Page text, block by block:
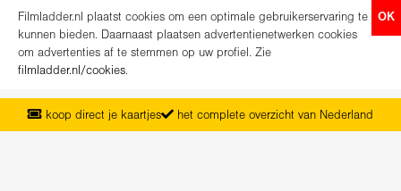
OK
Filmladder.nl plaatst cookies om een optimale gebruikerservaring te
kunnen bieden. Daarnaast plaatsen advertentienetwerken cookies
om advertenties af te stemmen op uw profiel. Zie
filmladder.nl/cookies.
koop direct je kaartjes
het complete overzicht van Nederland
vanaf maandag het nieuwe programma